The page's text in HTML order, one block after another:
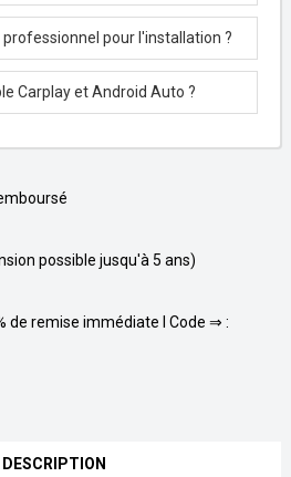
pour l'installation ?
Carplay et Android Auto ?
possible jusqu'à 5 ans)
de remise immédiate l Code ⇒ :
DESCRIPTION